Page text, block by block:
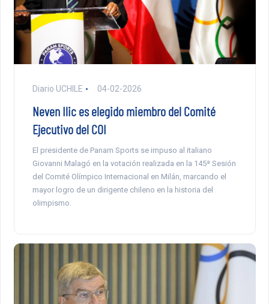
Diario UCHILE 04-02-2026
Neven Ilic es elegido miembro del Comité
Ejecutivo del COI
El presidente de Panam Sports se impuso al italiano
Giovanni Malagó en la votación realizada en la 145ª Sesión
del Comité Olímpico Internacional en Milán, marcando el
mayor logro de un dirigente chileno en la historia del
olimpismo.